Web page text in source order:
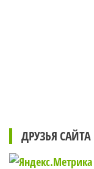
ДРУЗЬЯ САЙТА